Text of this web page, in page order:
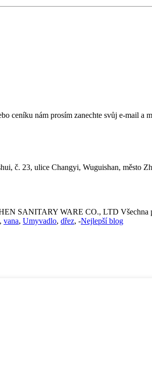
ceníku nám prosím zanechte svůj e-mail a
č. 23, ulice Changyi, Wuguishan, město
SANITARY WARE CO., LTD Všechna
, vana, Umyvadlo, dřez, -Nejlepší blog